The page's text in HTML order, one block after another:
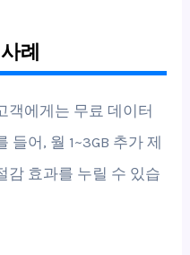
례
객에게는 무료 데이터
들어, 월 1~3GB 추가 제
감 효과를 누릴 수 있습